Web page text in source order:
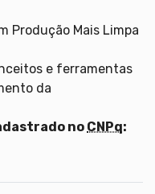
Produção Mais Limpa
e ferramentas
da
no CNPq: